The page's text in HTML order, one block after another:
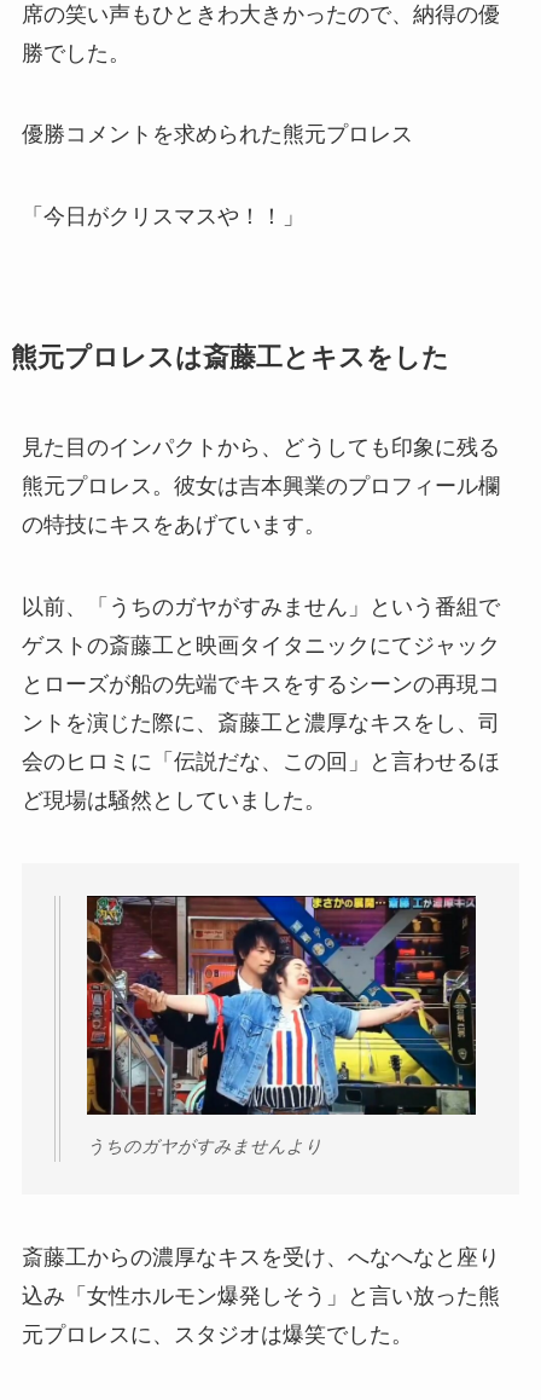
席の笑い声もひときわ大きかったので、納得の優
勝でした。
優勝コメントを求められた熊元プロレス
「今日がクリスマスや！！」
熊元プロレスは斎藤工とキスをした
見た目のインパクトから、どうしても印象に残る
熊元プロレス。彼女は吉本興業のプロフィール欄
の特技にキスをあげています。
以前、「うちのガヤがすみません」という番組で
ゲストの斎藤工と映画タイタニックにてジャック
とローズが船の先端でキスをするシーンの再現コ
ントを演じた際に、斎藤工と濃厚なキスをし、司
会のヒロミに「伝説だな、この回」と言わせるほ
ど現場は騒然としていました。
うちのガヤがすみませんより
斎藤工からの濃厚なキスを受け、へなへなと座り
込み「女性ホルモン爆発しそう」と言い放った熊
元プロレスに、スタジオは爆笑でした。